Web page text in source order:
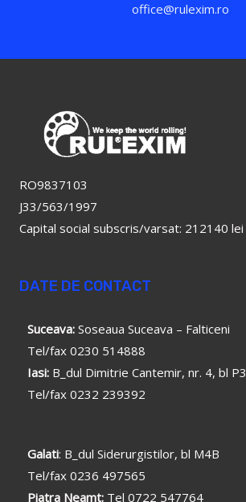
office@rulexim.ro
RO9837103
J33/563/1997
Capital social subscris/varsat: 212140 lei
DATE DE CONTACT
Suceava: Soseaua Suceava – Falticeni
Tel/fax 0230 514888
Iasi: B_dul Dimitrie Cantemir, nr. 4, bl P3
Tel/fax 0232 239392
Galati: B_dul Siderurgistilor, bl M4B
Tel/fax 0236 497565
Piatra Neamt: Tel 0722 547764